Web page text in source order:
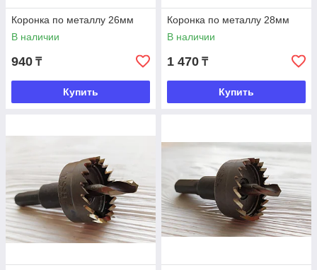
Коронка по металлу 26мм
В наличии
940 ₸
Купить
Коронка по металлу 28мм
В наличии
1 470 ₸
Купить